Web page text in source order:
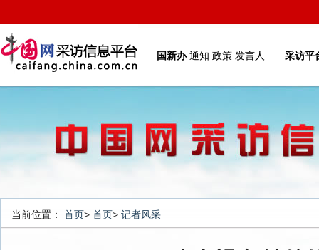
国新办 通知 政策 发言人 采访平
当前位置： 首页> 首页> 记者风采